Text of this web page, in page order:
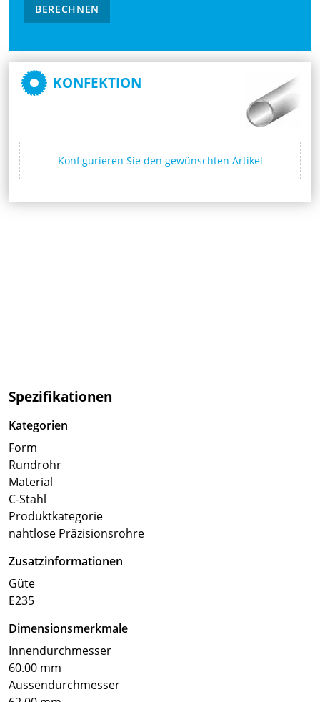
BERECHNEN
KONFEKTION
Konfigurieren Sie den gewünschten Artikel
Spezifikationen
Kategorien
Form
Rundrohr
Material
C-Stahl
Produktkategorie
nahtlose Präzisionsrohre
Zusatzinformationen
Güte
E235
Dimensionsmerkmale
Innendurchmesser
60.00 mm
Aussendurchmesser